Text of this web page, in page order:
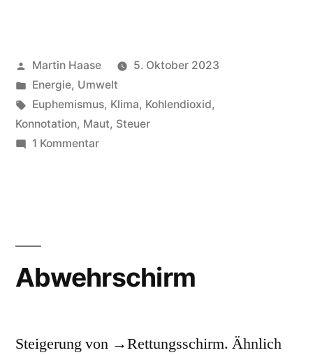
Veröffentlicht
von
Martin Haase
5. Oktober 2023
Veröffentlicht
in
Energie, Umwelt
Schlagwörter:
Euphemismus, Klima, Kohlendioxid,
Konnotation, Maut, Steuer
1 Kommentarzu
Abwehrschirm
Steigerung von →Rettungsschirm. Ähnlich